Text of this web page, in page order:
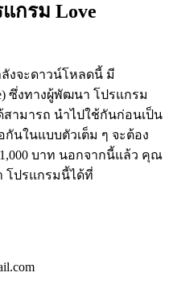
กรม Love
งจะดาวน์โหลดนี้ มี
ซึ่งทางผู้พัฒนา โปรแกรม
ด้สามารถ นำไปใช้กันก่อนเป็น
นในแบบตัวเต็ม ๆ จะต้อง
1,000 บาท นอกจากนี้แล้ว คุณ
โปรแกรมนี้ได้ที่